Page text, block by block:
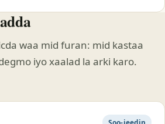
waa mid furan: mid kastaa
iyo xaalad la arki karo.
Soo-jeedin